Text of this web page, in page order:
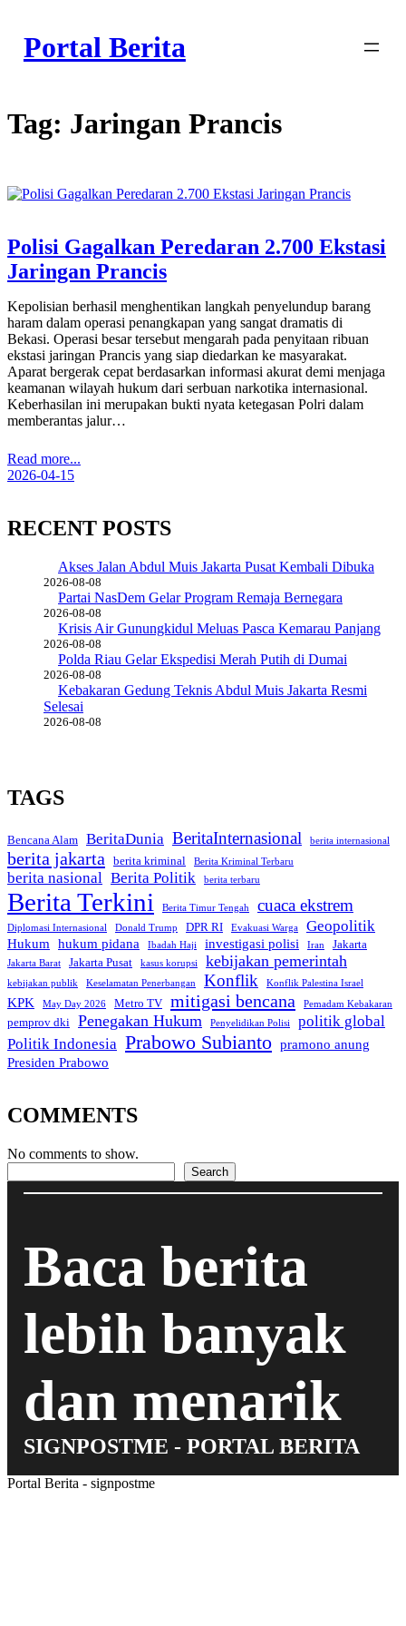
content
Portal Berita
Tag: Jaringan Prancis
Polisi Gagalkan Peredaran 2.700 Ekstasi
Jaringan Prancis
Kepolisian berhasil menghentikan langkah penyelundup barang
haram dalam operasi penangkapan yang sangat dramatis di
Bekasi. Operasi besar tersebut mengarah pada penyitaan ribuan
ekstasi jaringan Prancis yang siap diedarkan ke masyarakat.
Aparat bergerak cepat berdasarkan informasi akurat demi menjaga
keamanan wilayah hukum dari serbuan narkotika internasional.
Keberhasilan ini merupakan bukti nyata ketegasan Polri dalam
memberantas jalur…
Read more...
2026-04-15
RECENT POSTS
Akses Jalan Abdul Muis Jakarta Pusat Kembali Dibuka
2026-08-08
Partai NasDem Gelar Program Remaja Bernegara
2026-08-08
Krisis Air Gunungkidul Meluas Pasca Kemarau Panjang
2026-08-08
Polda Riau Gelar Ekspedisi Merah Putih di Dumai
2026-08-08
Kebakaran Gedung Teknis Abdul Muis Jakarta Resmi
Selesai
2026-08-08
TAGS
Bencana Alam BeritaDunia BeritaInternasional berita internasional
berita jakarta berita kriminal Berita Kriminal Terbaru
berita nasional Berita Politik berita terbaru
Berita Terkini Berita Timur Tengah cuaca ekstrem
Diplomasi Internasional Donald Trump DPR RI Evakuasi Warga Geopolitik
Hukum hukum pidana Ibadah Haji investigasi polisi Iran Jakarta
Jakarta Barat Jakarta Pusat kasus korupsi kebijakan pemerintah
kebijakan publik Keselamatan Penerbangan Konflik Konflik Palestina Israel
KPK May Day 2026 Metro TV mitigasi bencana Pemadam Kebakaran
pemprov dki Penegakan Hukum Penyelidikan Polisi
politik global
Politik Indonesia Prabowo Subianto pramono anung
Presiden Prabowo
COMMENTS
No comments to show.
Search
Baca berita
lebih banyak
dan menarik
SIGNPOSTME - PORTAL BERITA
Portal Berita - signpostme